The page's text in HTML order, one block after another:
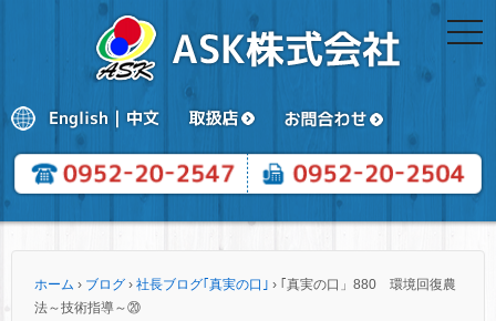
ホーム › ブログ › 社長ブログ｢真実の口｣ › ｢真実の口」880 環境回復農
法～技術指導～⑳